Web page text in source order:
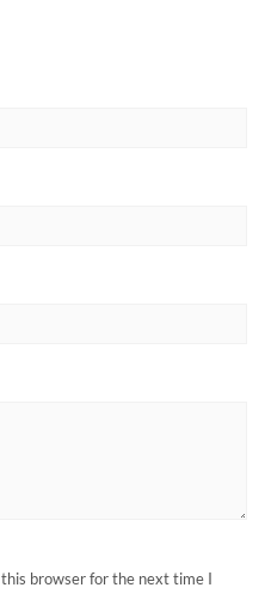
browser for the next time I